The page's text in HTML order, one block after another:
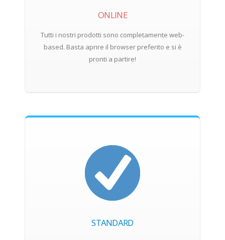
ONLINE
Tutti i nostri prodotti sono completamente web-
based. Basta aprire il browser preferito e si è
pronti a partire!
STANDARD